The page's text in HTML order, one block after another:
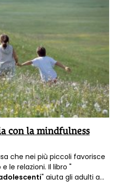
con la mindfulness
che nei più piccoli favorisce
le relazioni. Il libro "
" aiuta gli adulti a